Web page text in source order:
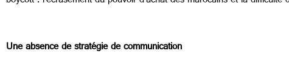
Une absence de stratégie de communication